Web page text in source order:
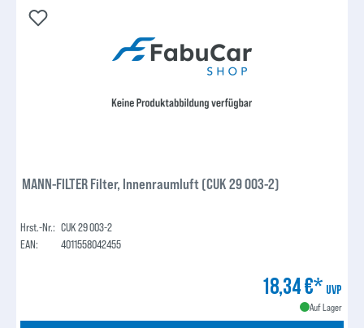
MANN-FILTER Filter, Innenraumluft (CUK 29 003-2)
Hrst.-Nr.: CUK 29 003-2
EAN:
4011558042455
18,34 €* UVP
Auf Lager